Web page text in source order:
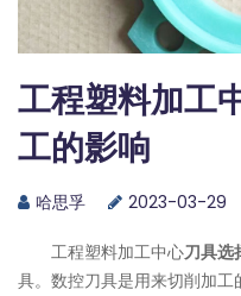
工程塑料加工
工的影响
哈思孚 2023-03-29
工程塑料加工中心刀具选
具。数控刀具是用来切削加